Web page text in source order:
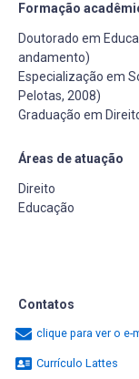
Formação
Doutorado em
andamento)
Especialização em
Pelotas, 2008)
Graduação em
Áreas de atuação
Direito
Educação
Contatos
clique para ver o e-
Currículo Lattes